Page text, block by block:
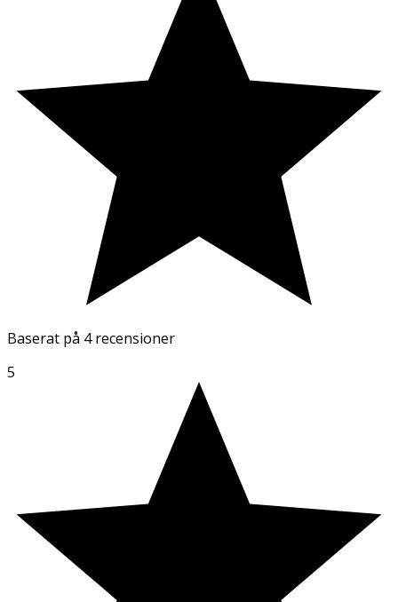
Baserat på 4 recensioner
5